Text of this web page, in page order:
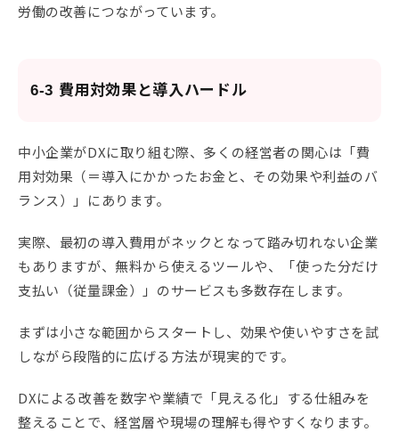
労働の改善につながっています。
6-3 費用対効果と導入ハードル
中小企業がDXに取り組む際、多くの経営者の関心は「費
用対効果（＝導入にかかったお金と、その効果や利益のバ
ランス）」にあります。
実際、最初の導入費用がネックとなって踏み切れない企業
もありますが、無料から使えるツールや、「使った分だけ
支払い（従量課金）」のサービスも多数存在します。
まずは小さな範囲からスタートし、効果や使いやすさを試
しながら段階的に広げる方法が現実的です。
DXによる改善を数字や業績で「見える化」する仕組みを
整えることで、経営層や現場の理解も得やすくなります。